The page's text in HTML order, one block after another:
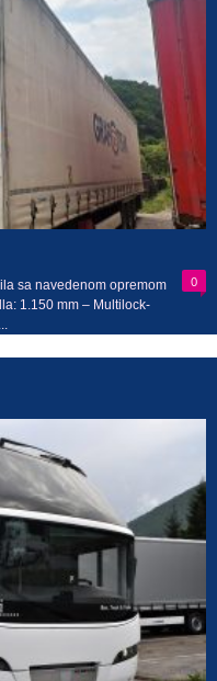
0
sa navedenom opremom
1.150 mm – Multilock-